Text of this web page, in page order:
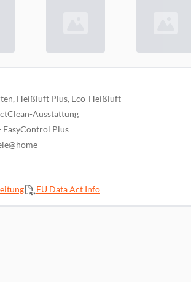
Heißluft Plus, Eco-Heißluft
Ausstattung
Plus
MultiLingua, Zeitfunktionen, Tageszeitanzeige
cm
EU Data Act Info